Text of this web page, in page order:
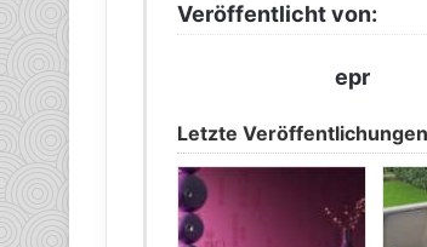
Veröffentlicht von:
epr
Letzte